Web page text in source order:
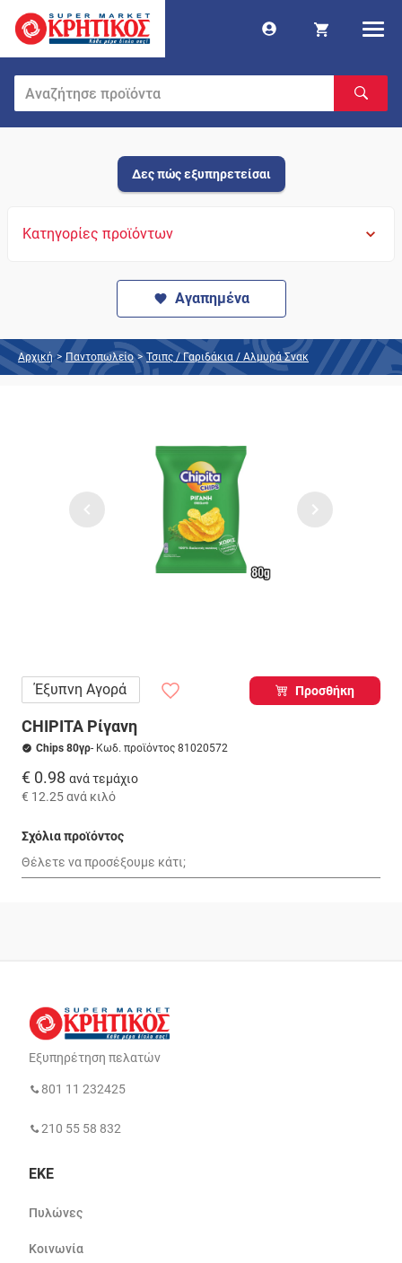
Δες πώς εξυπηρετείσαι
Κατηγορίες προϊόντων
Αγαπημένα
Αρχική > Παντοπωλείο > Τσιπς / Γαριδάκια / Αλμυρά Σνακ
Έξυπνη Αγορά Προσθήκη
CHIPITA Ρίγανη
Chips 80γρ- Κωδ. προϊόντος 81020572
€ 0.98 ανά τεμάχιο
€ 12.25ανά κιλό
Σχόλια προϊόντος
Εξυπηρέτηση πελατών
801 11 232425
210 55 58 832
ΕΚΕ
Πυλώνες
Κοινωνία